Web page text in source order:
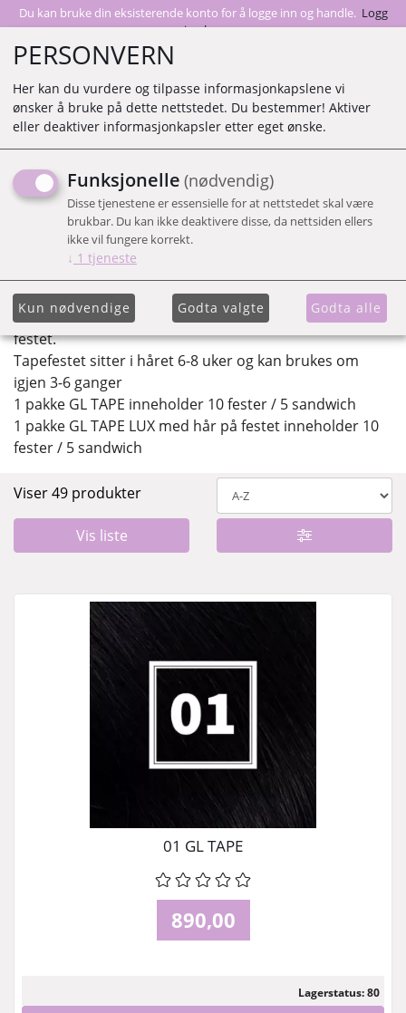
Du kan bruke din eksisterende konto for å logge inn og handle. Logg
inn her
Indisk Tempelhår Tape Extensions selges i pakker av 10
festen som utgjør 5 sandwiches.
Festene er 3 cm brede og 0,5 cm i høyden.
Leveres i lengdene 35, 45, 55cm.
Tapen kommer både med og uten hår på toppen av
festet.
Tapefestet sitter i håret 6-8 uker og kan brukes om
igjen 3-6 ganger
1 pakke GL TAPE inneholder 10 fester / 5 sandwich
1 pakke GL TAPE LUX med hår på festet inneholder 10
fester / 5 sandwich
Viser 49 produkter
Vis liste
01 GL TAPE
890,00
Lagerstatus: 80
PERSONVERN
Her kan du vurdere og tilpasse informasjonkapslene vi
ønsker å bruke på dette nettstedet. Du bestemmer! Aktiver
eller deaktiver informasjonkapsler etter eget ønske.
Funksjonelle (nødvendig)
Disse tjenestene er essensielle for at nettstedet skal være
brukbar. Du kan ikke deaktivere disse, da nettsiden ellers
ikke vil fungere korrekt.
↓ 1 tjeneste
Kun nødvendige Godta valgte Godta alle